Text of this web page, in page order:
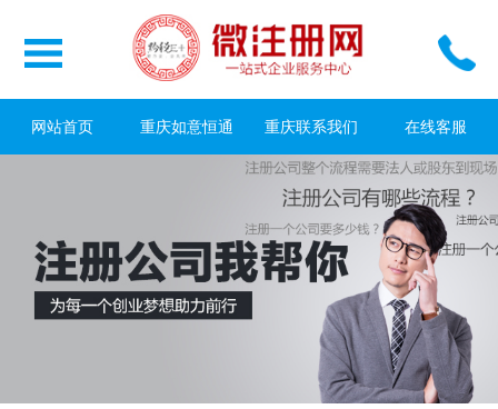
网站首页 重庆如意恒通 重庆联系我们 在线客服